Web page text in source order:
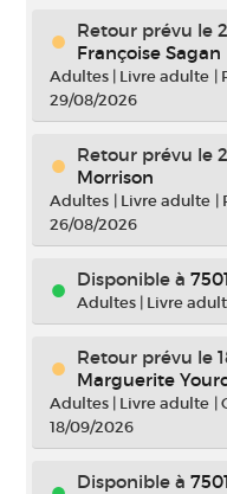
Retour prévu le
Françoise Sagan
Adultes | Livre adulte |
29/08/2026
Retour prévu le
Morrison
Adultes | Livre adulte |
26/08/2026
Disponible à
Adultes | Livre
Retour prévu le
Marguerite
Adultes | Livre adulte |
18/09/2026
Disponible à